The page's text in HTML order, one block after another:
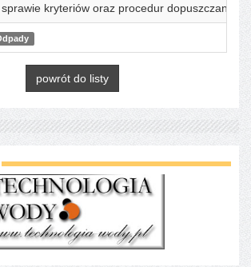
kryteriów oraz procedur dopuszczania
powrót do listy